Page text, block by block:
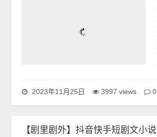
2023年11月25日 3997 views 0